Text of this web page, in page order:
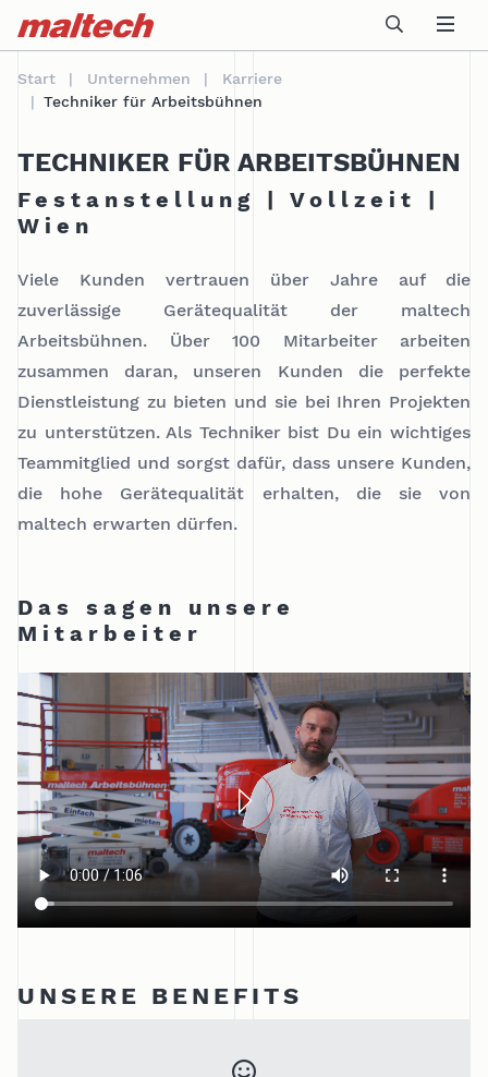
sr.skip-to.main-content
sr.skip-to.table-of-contents
sr.skip-to.main-navigation
Table Of Content
Unsere Benefits
Dein Verantwortungsbereich
Dein Profil
Jetzt bewerben
Neuigkeiten
Start Unternehmen
Karriere
Techniker für Arbeitsbühnen
TECHNIKER FÜR ARBEITSBÜHNEN
Festanstellung | Vollzeit |
Wien
Viele Kunden vertrauen über Jahre auf die
zuverlässige Gerätequalität der maltech
Arbeitsbühnen. Über 100 Mitarbeiter arbeiten
zusammen daran, unseren Kunden die perfekte
Dienstleistung zu bieten und sie bei Ihren Projekten
zu unterstützen. Als Techniker bist Du ein wichtiges
Teammitglied und sorgst dafür, dass unsere Kunden,
die hohe Gerätequalität erhalten, die sie von
maltech erwarten dürfen.
Das sagen unsere
Mitarbeiter
UNSERE BENEFITS